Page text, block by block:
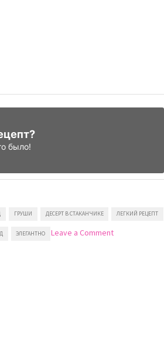
было!
ГРУШИ ДЕСЕРТ В СТАКАНЧИКЕ ЛЕГКИЙ РЕЦЕПТ
ЭЛЕГАНТНО Leave a Commenton